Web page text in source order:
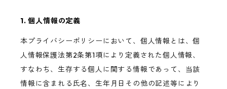
1. 個人情報の定義
本プライバシーポリシーにおいて、個人情報とは、個
人情報保護法第2条第1項により定義された個人情報、
すなわち、生存する個人に関する情報であって、当該
情報に含まれる氏名、生年月日その他の記述等により